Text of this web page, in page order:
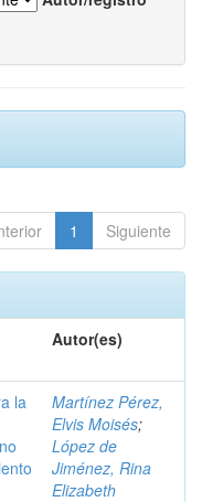
1 Siguiente
Autor(es)
la
Martínez Pérez,
Elvis Moisés;
López de
Jiménez, Rina
Elizabeth